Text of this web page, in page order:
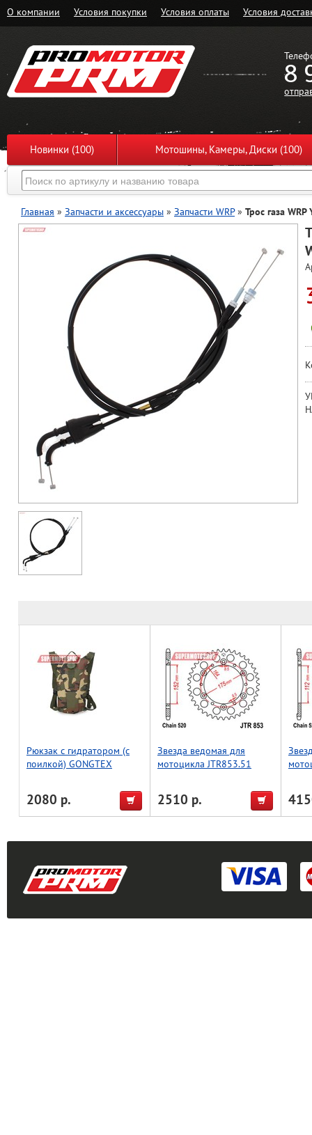
О компании Условия покупки Условия оплаты Условия
8
Новинки (100) Мотошины, Камеры, Диски (100)
Главная » Запчасти и аксессуары » Запчасти WRP» Трос газа
Рюкзак с гидратором (с
поилкой) GONGTEX
2080 р.
Звезда ведомая для
мотоцикла JTR853.51
2510 р.